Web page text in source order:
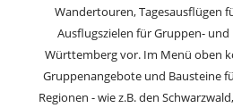
Wandertouren, Tagesausflügen
Ausflugszielen für Gruppen-
Württemberg vor. Im Menü oben
Gruppenangebote und Bausteine
Regionen - wie z.B. den